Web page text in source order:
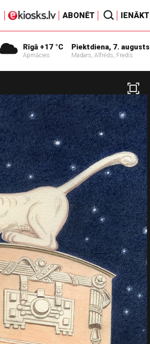
ABONĒT IENĀKT
Rīgā +17 °C
Apmācies
Piektdiena, 7. augusts
Madars, Alfrēds, Fredis